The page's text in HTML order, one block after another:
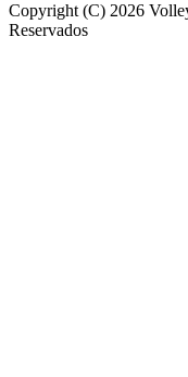
Copyright (C) 2026
Reservados